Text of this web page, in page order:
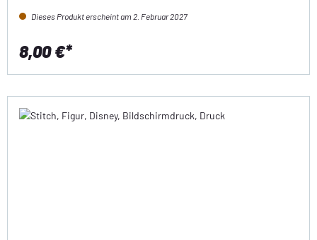
Dieses Produkt erscheint am 2. Februar 2027
8,00 €*